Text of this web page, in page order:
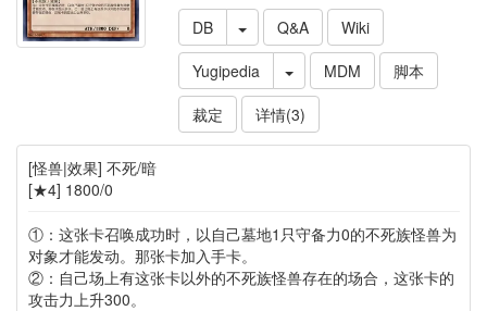
DB Q&A
Wiki
Yugipedia
MDM
脚本
裁定
详情(3)
[怪兽|效果] 不死/暗
[★4] 1800/0
①：这张卡召唤成功时，以自己墓地1只守备力0的不死族怪兽为
对象才能发动。那张卡加入手卡。
②：自己场上有这张卡以外的不死族怪兽存在的场合，这张卡的
攻击力上升300。